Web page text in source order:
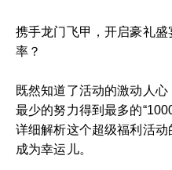
携手龙门飞甲，开启豪礼
率？
既然知道了活动的激动人
最少的努力得到最多的
详细解析这个超级福利活
成为幸运儿。